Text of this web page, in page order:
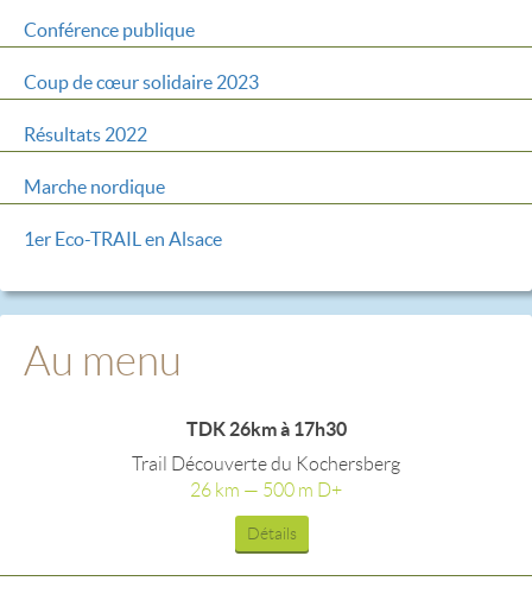
Conférence publique
Coup de cœur solidaire 2023
Résultats 2022
Marche nordique
1er Eco-TRAIL en Alsace
Au menu
TDK 26km à 17h30
Trail Découverte du Kochersberg
26 km — 500 m D+
Détails